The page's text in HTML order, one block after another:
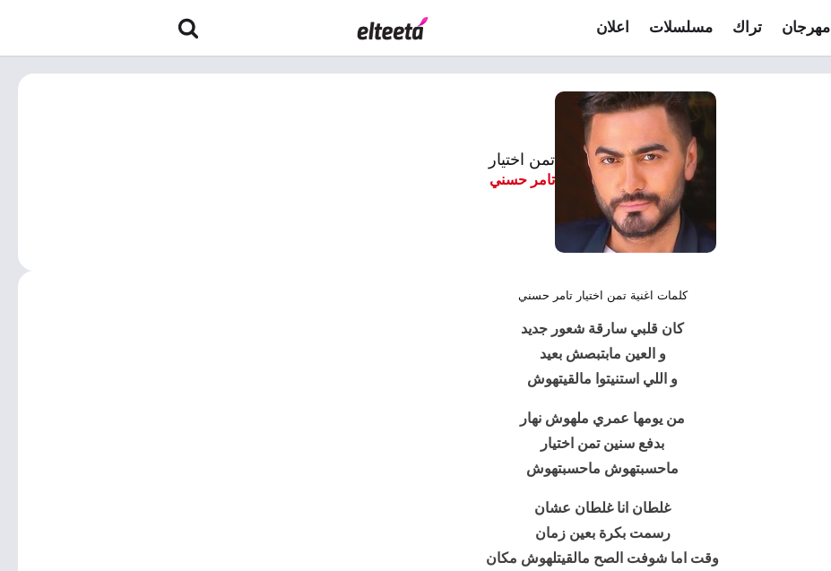
مهرجان تراك مسلسلات اعلان
تمن اختيار
تامر حسني
كلمات اغنية تمن اختيار تامر حسني
كان قلبي سارقة شعور جديد
و العين مابتبصش بعيد
و اللي استنيتوا مالقيتهوش
من يومها عمري ملهوش نهار
بدفع سنين تمن اختيار
ماحسبتهوش ماحسبتهوش
غلطان انا غلطان عشان
رسمت بكرة بعين زمان
وقت اما شوفت الصح مالقيتلهوش مكان